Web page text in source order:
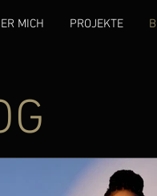
MICH PROJEKTE